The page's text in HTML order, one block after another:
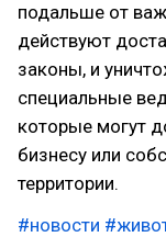
подальше от
действуют
законы, и
специальные
которые могут
бизнесу или
территории.
#новости